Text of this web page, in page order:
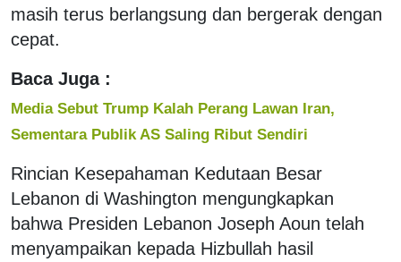
masih terus berlangsung dan bergerak dengan
cepat.
Baca Juga :
Media Sebut Trump Kalah Perang Lawan Iran,
Sementara Publik AS Saling Ribut Sendiri
Rincian Kesepahaman Kedutaan Besar
Lebanon di Washington mengungkapkan
bahwa Presiden Lebanon Joseph Aoun telah
menyampaikan kepada Hizbullah hasil